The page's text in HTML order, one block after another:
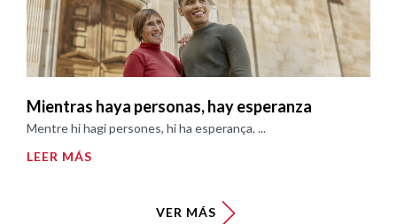
Mientras haya personas, hay esperanza
Mentre hi hagi persones, hi ha esperança. ...
LEER MÁS
VER MÁS